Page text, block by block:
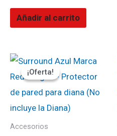
Añadir al carrito
¡Oferta!
¡Oferta!
Accesorios
precio
original
₡57900.
El
precio
actual
₡49215.